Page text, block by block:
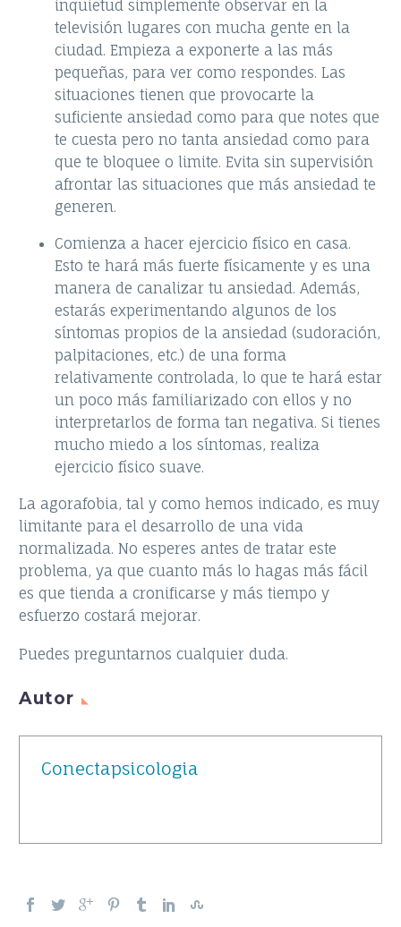
inquietud simplemente observar en la
televisión lugares con mucha gente en la
ciudad. Empieza a exponerte a las más
pequeñas, para ver como respondes. Las
situaciones tienen que provocarte la
suficiente ansiedad como para que notes que
te cuesta pero no tanta ansiedad como para
que te bloquee o limite. Evita sin supervisión
afrontar las situaciones que más ansiedad te
generen.
Comienza a hacer ejercicio físico en casa.
Esto te hará más fuerte físicamente y es una
manera de canalizar tu ansiedad. Además,
estarás experimentando algunos de los
síntomas propios de la ansiedad (sudoración,
palpitaciones, etc.) de una forma
relativamente controlada, lo que te hará estar
un poco más familiarizado con ellos y no
interpretarlos de forma tan negativa. Si tienes
mucho miedo a los síntomas, realiza
ejercicio físico suave.
La agorafobia, tal y como hemos indicado, es muy
limitante para el desarrollo de una vida
normalizada. No esperes antes de tratar este
problema, ya que cuanto más lo hagas más fácil
es que tienda a cronificarse y más tiempo y
esfuerzo costará mejorar.
Puedes preguntarnos cualquier duda.
Autor
Conectapsicologia